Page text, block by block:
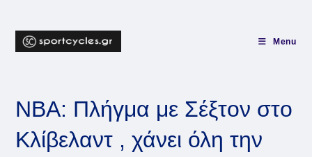
content
Menu
NBA: Πλήγμα με Σέξτον στο
Κλίβελαντ , χάνει όλη την